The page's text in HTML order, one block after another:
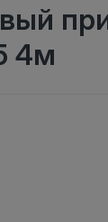
4м